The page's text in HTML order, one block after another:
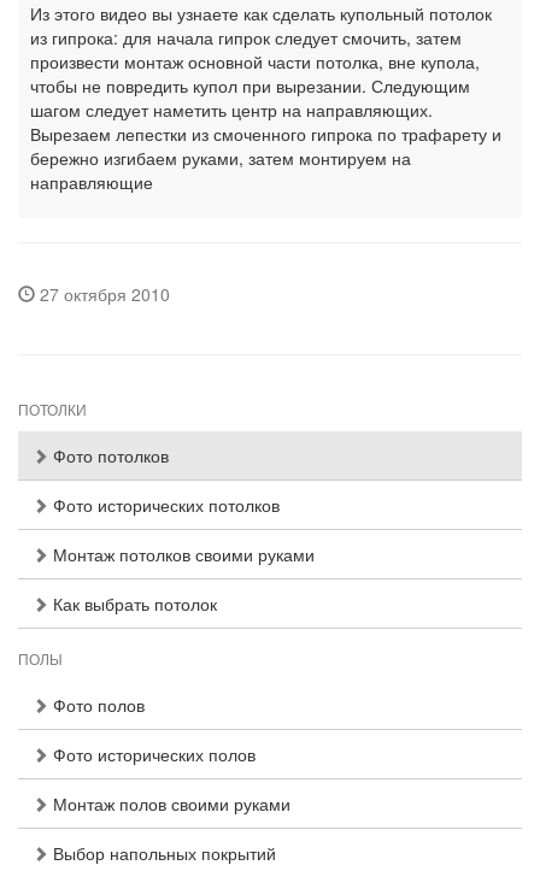
Из этого видео вы узнаете как сделать купольный потолок
из гипрока: для начала гипрок следует смочить, затем
произвести монтаж основной части потолка, вне купола,
чтобы не повредить купол при вырезании. Следующим
шагом следует наметить центр на направляющих.
Вырезаем лепестки из смоченного гипрока по трафарету и
бережно изгибаем руками, затем монтируем на
направляющие
27 октября 2010
ПОТОЛКИ
Фото потолков
Фото исторических потолков
Монтаж потолков своими руками
Как выбрать потолок
ПОЛЫ
Фото полов
Фото исторических полов
Монтаж полов своими руками
Выбор напольных покрытий